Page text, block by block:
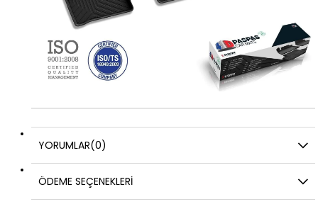
YORUMLAR(0)
ÖDEME SEÇENEKLERI